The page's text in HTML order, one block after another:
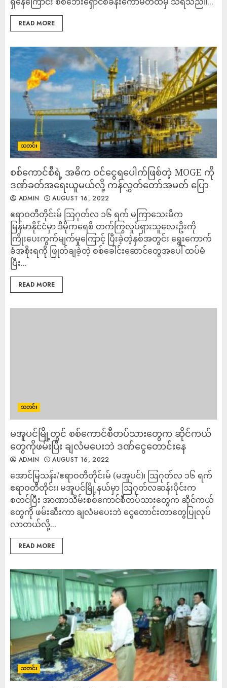
READ MORE
သတင်း
စစ်ကောင်စီရဲ့ အဓိက ဝင်ငွေရပေါက်ဖြစ်တဲ့ MOGE ကို
ဒဏ်ခတ်အရေးယူမယ်လို့ ကန်လွှတ်တော်အမတ် ပြော
ADMIN AUGUST 16, 2022
ဧရာဝတီတိုင်းမ် သြဂုတ်လ ၁၆ ရက် မကြာသေးမီက
မြန်မာနိုင်ငံမှာ ဒီမိုကရေစီ တက်ကြွလှုပ်ရှားသူလေးဦးကို
ကြိုးပေးကွက်မျက်မှုကြောင့် ပြီးခဲ့တဲ့နှစ်အတွင်း ရွေးကောက်
ခံအစိုးရကို ဖြုတ်ချခဲ့တဲ့ စစ်ခေါင်းဆောင်တွေအပေါ် ထပ်မံ
ပြီး...
READ MORE
သတင်း
မအူပင်မြို့တွင် စစ်ကောင်စီတပ်သားတွေက ဆိုင်ကယ်
တွေကိုဖမ်းပြီး ချလံမပေးဘဲ ဒဏ်ငွေတောင်းနေ
ADMIN AUGUST 16, 2022
အောင်မြသန်း/ဧရာဝတီတိုင်းမ် (မအူပင်)၊ ဩဂုတ်လ ၁၆ ရက်
ဧရာဝတီတိုင်း၊ မအူပင်မြို့နယ်မှာ ဩဂုတ်လဆန်းပိုင်းက
စတင်ပြီး အာဏာသိမ်းစစ်ကောင်စီတပ်သားတွေက ဆိုင်ကယ်
တွေကို ဖမ်းဆီးကာ ချလံမပေးဘဲ ငွေတောင်းတာတွေပြုလုပ်
လာတယ်လို့...
READ MORE
သတင်း